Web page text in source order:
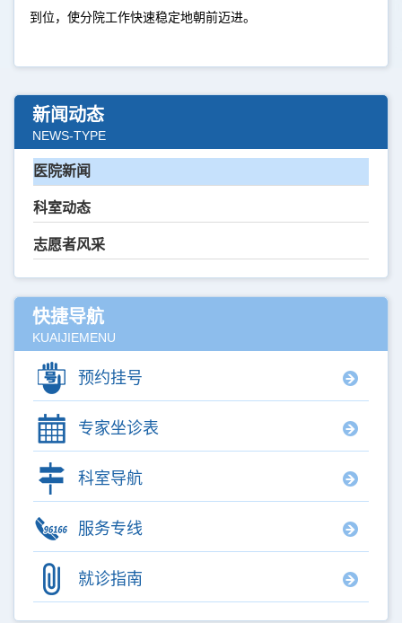
到位，使分院工作快速稳定地朝前迈进。
新闻动态
NEWS-TYPE
医院新闻
科室动态
志愿者风采
快捷导航
KUAIJIEMENU
预约挂号
专家坐诊表
科室导航
服务专线
就诊指南